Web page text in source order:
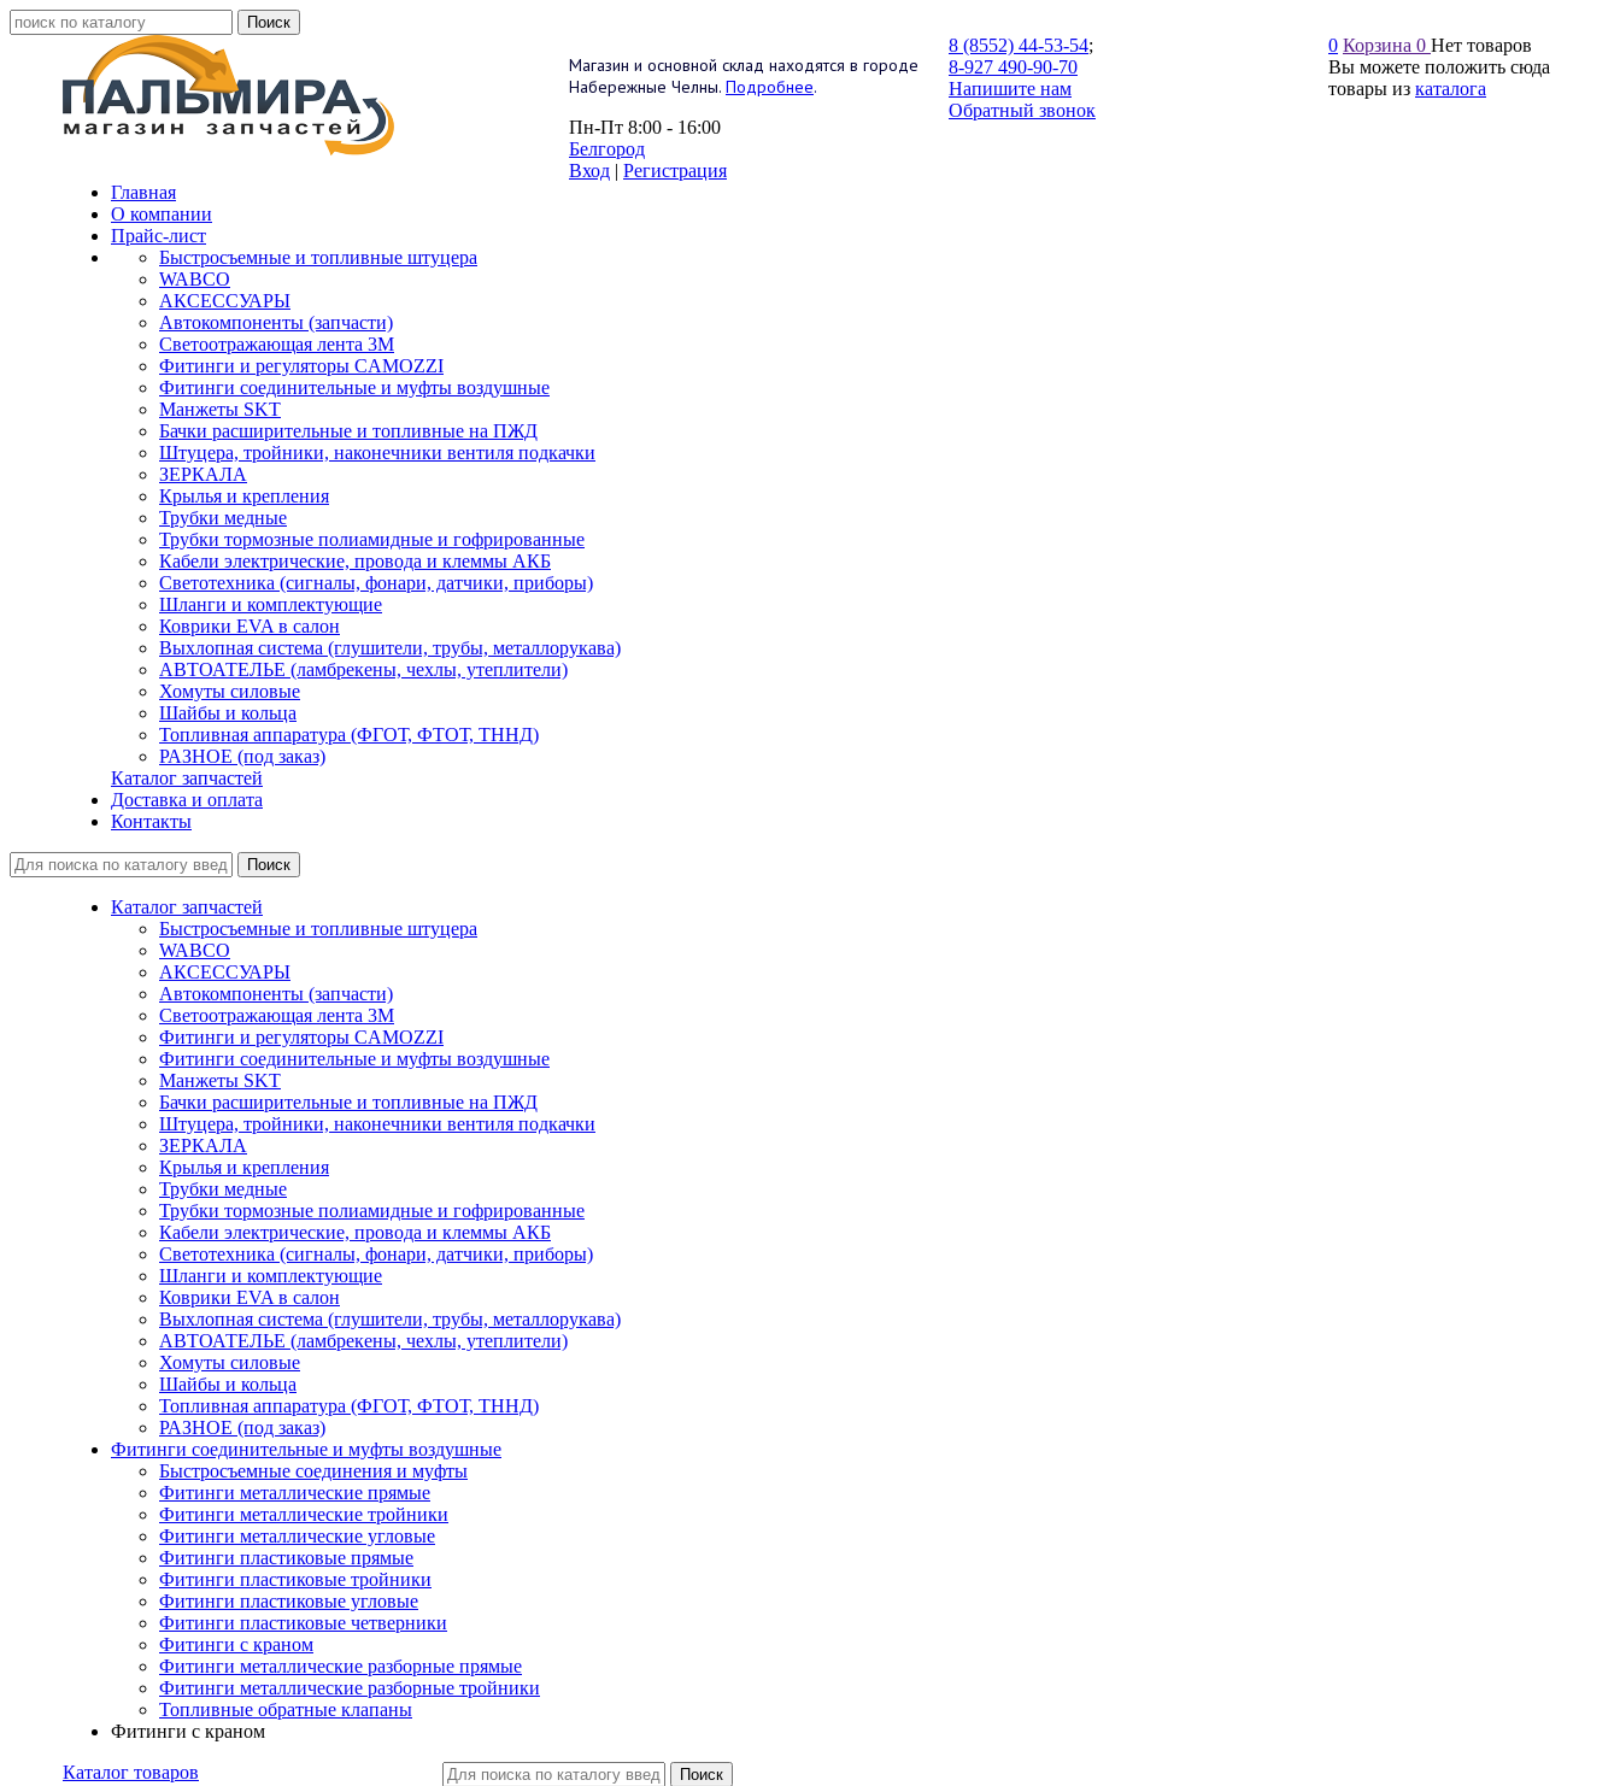
Магазин и основной склад находятся в городе
Набережные Челны. Подробнее.
Пн-Пт 8:00 - 16:00
Белгород
Вход | Регистрация
8 (8552) 44-53-54;
8-927 490-90-70
Напишите нам
Обратный звонок
0 Корзина 0 Нет товаров
Вы можете положить сюда
товары из каталога
Главная
О компании
Прайс-лист
Быстросъемные и топливные штуцера
WABCO
АКСЕССУАРЫ
Автокомпоненты (запчасти)
Светоотражающая лента 3М
Фитинги и регуляторы CAMOZZI
Фитинги соединительные и муфты воздушные
Манжеты SKT
Бачки расширительные и топливные на ПЖД
Штуцера, тройники, наконечники вентиля подкачки
ЗЕРКАЛА
Крылья и крепления
Трубки медные
Трубки тормозные полиамидные и гофрированные
Кабели электрические, провода и клеммы АКБ
Светотехника (сигналы, фонари, датчики, приборы)
Шланги и комплектующие
Коврики EVA в салон
Выхлопная система (глушители, трубы, металлорукава)
АВТОАТЕЛЬЕ (ламбрекены, чехлы, утеплители)
Хомуты силовые
Шайбы и кольца
Топливная аппаратура (ФГОТ, ФТОТ, ТННД)
РАЗНОЕ (под заказ)
Каталог запчастей
Доставка и оплата
Контакты
Каталог запчастей
Быстросъемные и топливные штуцера
WABCO
АКСЕССУАРЫ
Автокомпоненты (запчасти)
Светоотражающая лента 3М
Фитинги и регуляторы CAMOZZI
Фитинги соединительные и муфты воздушные
Манжеты SKT
Бачки расширительные и топливные на ПЖД
Штуцера, тройники, наконечники вентиля подкачки
ЗЕРКАЛА
Крылья и крепления
Трубки медные
Трубки тормозные полиамидные и гофрированные
Кабели электрические, провода и клеммы АКБ
Светотехника (сигналы, фонари, датчики, приборы)
Шланги и комплектующие
Коврики EVA в салон
Выхлопная система (глушители, трубы, металлорукава)
АВТОАТЕЛЬЕ (ламбрекены, чехлы, утеплители)
Хомуты силовые
Шайбы и кольца
Топливная аппаратура (ФГОТ, ФТОТ, ТННД)
РАЗНОЕ (под заказ)
Фитинги соединительные и муфты воздушные
Быстросъемные соединения и муфты
Фитинги металлические прямые
Фитинги металлические тройники
Фитинги металлические угловые
Фитинги пластиковые прямые
Фитинги пластиковые тройники
Фитинги пластиковые угловые
Фитинги пластиковые четверники
Фитинги с краном
Фитинги металлические разборные прямые
Фитинги металлические разборные тройники
Топливные обратные клапаны
Фитинги с краном
Каталог товаров